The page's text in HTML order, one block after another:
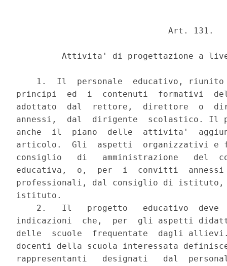
                              Art. 131.
Attivita' di progettazione a
1.  Il  personale  educativo,
principi  ed  i  contenuti  formativi  del
adottato  dal  rettore,  direttore  o
annessi,  dal  dirigente  scolastico. Il
anche  il  piano  delle  attivita'
articolo.  Gli  aspetti  organizzativi e
consiglio   di   amministrazione   del
educativa,  o,  per  i  convitti
professionali, dal consiglio di istituto,
istituto.
2.   Il   progetto   educativo  deve
indicazioni  che,  per  gli aspetti
delle  scuole  frequentate  dagli
docenti della scuola interessata
rappresentanti   designati   dal